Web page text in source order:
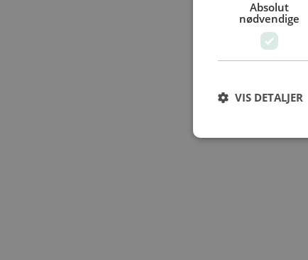
Absolut
nødvendige
VIS DETALJER